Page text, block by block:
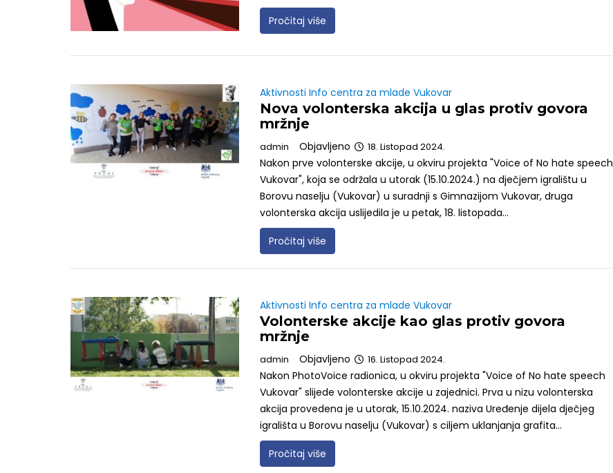
Pročitaj više
Aktivnosti Info centra za mlade Vukovar
Nova volonterska akcija u glas protiv govora
mržnje
admin Objavljeno 18. Listopad 2024.
Nakon prve volonterske akcije, u okviru projekta "Voice of No hate speech
Vukovar", koja se održala u utorak (15.10.2024.) na dječjem igralištu u
Borovu naselju (Vukovar) u suradnji s Gimnazijom Vukovar, druga
volonterska akcija uslijedila je u petak, 18. listopada...
Pročitaj više
Aktivnosti Info centra za mlade Vukovar
Volonterske akcije kao glas protiv govora
mržnje
admin Objavljeno 16. Listopad 2024.
Nakon PhotoVoice radionica, u okviru projekta "Voice of No hate speech
Vukovar" slijede volonterske akcije u zajednici. Prva u nizu volonterska
akcija provedena je u utorak, 15.10.2024. naziva Uređenje dijela dječjeg
igrališta u Borovu naselju (Vukovar) s ciljem uklanjanja grafita...
Pročitaj više